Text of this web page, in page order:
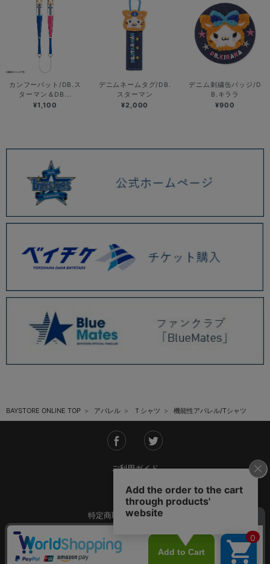
カンフーバット/DB.ス
ターマン＆DB...
¥1,100
デニムネームタグ/DB.
スターマン
¥2,000
デニム刺繍缶バッジ/D
B.キララ
¥900
BAYSTORE ONLINE TOP アパレル Ｔシャツ 機能性アパレル/Tシャツ
ご利用ガイド
会社概要
特定商取引法に基づく表記
ご利用規約